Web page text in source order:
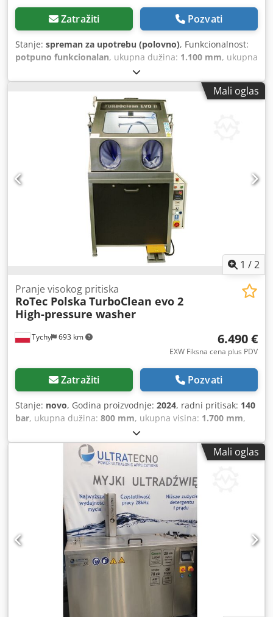
Zatražiti Pozvati
Stanje: spreman za upotrebu (polovno), Funkcionalnost:
potpuno funkcionalan, ukupna dužina: 1.100 mm, ukupna
, ukupna visina:
380 V, nosivost:500 kg, prazna masa vozila:550 kg,
dokumentacija/priručnik
, Komorna mašina za
pranje sa rotirajućim rešetkom. Maksimalna težina radnog
komada 500 kg, dimenzije korpe 74x74 cm, maksimalna
visina radnog komada 66 cm. Uključuje kolica za utovar i
prašak za čišćenje. Priručnik za upotrebu je dostupan.
Dodpsymggvefx Agmsck
Mali oglas
1 /2
Tychy 693 km
Pranje visokog pritiska
RoTec Polska TurboClean evo 2
High-pressure washer
6.490 €
EXW Fiksna cena plus PDV
Zatražiti Pozvati
Stanje: novo, Godina proizvodnje: 2024, radni pritisak: 140
bar, ukupna dužina: 800 mm, ukupna visina: 1.700 mm,
, kapacitet rezervoara za vodu:
l, snaga:3 kW (4,08 KS), temperatura:45 °C, TurboClean
Evo II je profesionalni orašanik visokog pritiska napravljen
od nerđajućeg čelika. Proces pranja odvija se u zatvorenom
kolu sa vodom sa posebnim deterdžentom sa
maksimumom. temperatura 45oC. Radni pritisak je 140
bara, čime se teško stiže do mesta i teško zaprljani
predmeti od naslaga ugljenika, masti ili ulja mogu se
temeljno oprati. Flap je opremljen pneumatskim
pogonima, kako bi se povećala bezbednost i kvalitet rada
veš mašine. Takođe je opremljen naftnim skimerom,
četkicom i vazdušnim pištoljem. Na prozoru su instalirane
reznice za čišćenje, koje poboljšavaju vidljivost i lakoću
rada. Dcjdpfx Aeq Ru Amsgmjk Savršeno rešenje za
radionice i remanufakturiranje delova. Proizvedeno u
Mali oglas